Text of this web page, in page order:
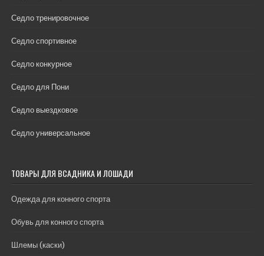
Седло тренировочное
Седло спортивное
Седло конкурное
Седло для Пони
Седло выездковое
Седло универсальное
ТОВАРЫ ДЛЯ ВСАДНИКА И ЛОШАДИ
Одежда для конного спорта
Обувь для конного спорта
Шлемы (каски)